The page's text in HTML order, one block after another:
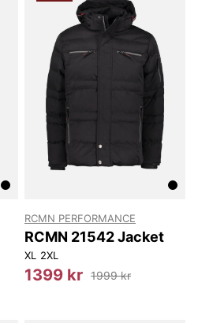
RCMN PERFORMANCE
RCMN 21542 Jacket
XL 2XL
1399 kr 1999 kr